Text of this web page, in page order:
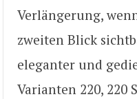
Verlängerung,
zweiten Blick
eleganter und
Varianten 220, 220